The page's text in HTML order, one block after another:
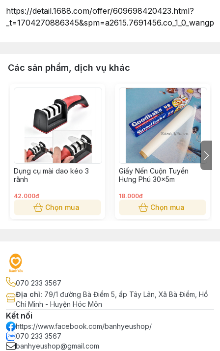
https://detail.1688.com/offer/609698420423.html?
Các sản phẩm, dịch vụ khác
Dụng cụ mài dao kéo 3
rãnh
42.000đ
Chọn mua
Giấy Nến Cuộn Tuyền
Hưng Phú 30x5m
18.000đ
Chọn mua
070 233 3567
Địa chỉ: 79/1 đường Bà Điểm 5, ấp Tây Lân, Xã Bà Điểm, Hồ
Chí Minh - Huyện Hóc Môn
Kết nối
https://www.facebook.com/banhyeushop/
070 233 3567
banhyeushop@gmail.com